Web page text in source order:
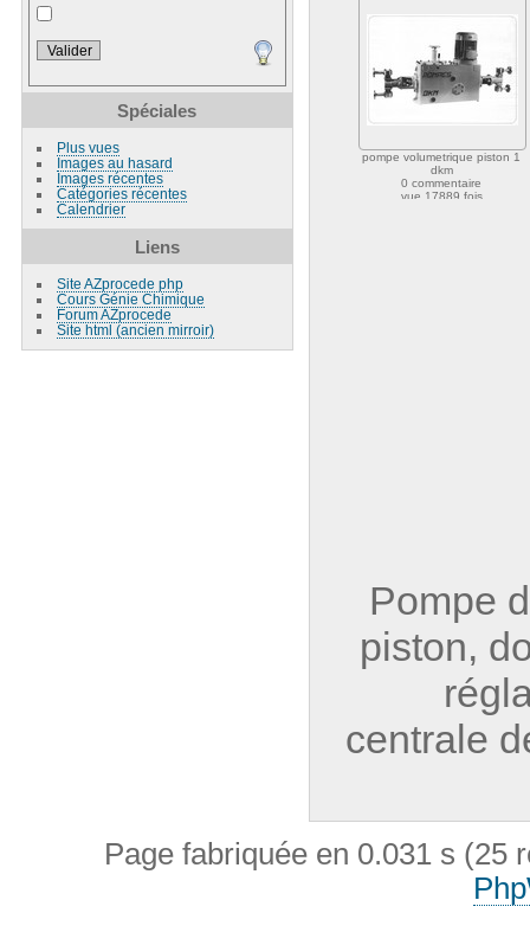
Spéciales
Plus vues
Images au hasard
Images récentes
Catégories récentes
Calendrier
Liens
Site AZprocede php
Cours Génie Chimique
Forum AZprocede
Site html (ancien mirroir)
pompe volumetrique piston 1
dkm
0 commentaire
vue 17889 fois
Pompe
piston,
centrale
Page fabriquée en 0.031 s (25
Php